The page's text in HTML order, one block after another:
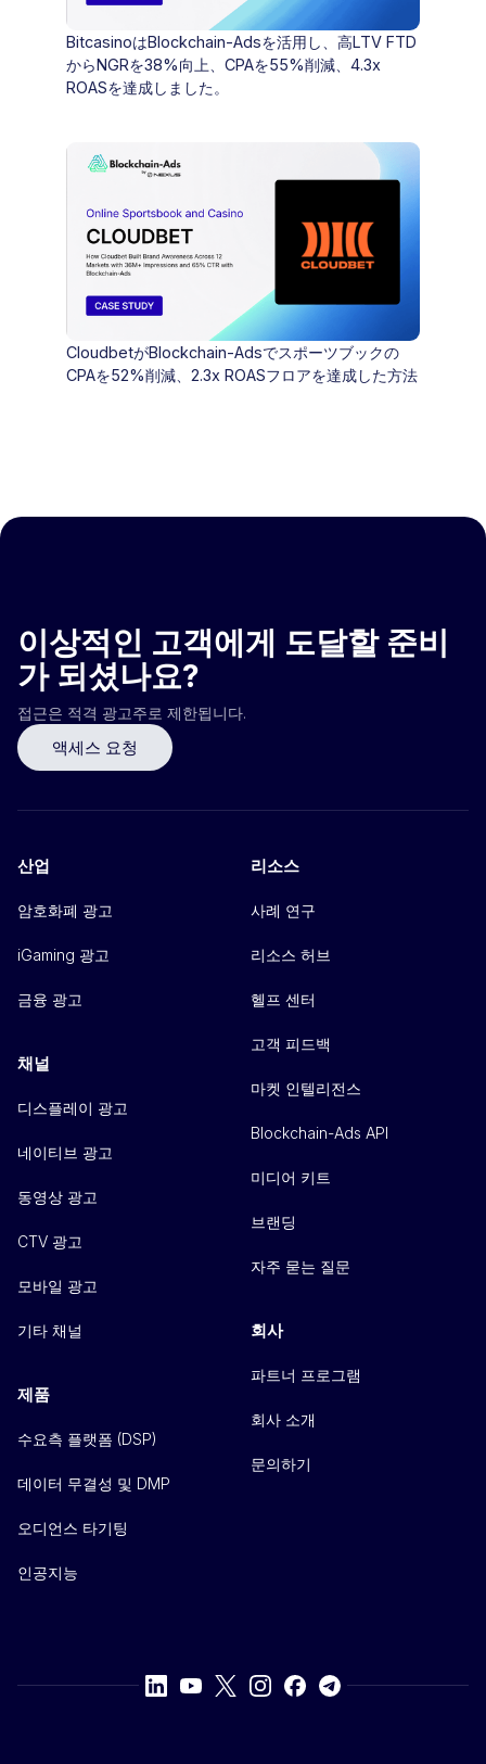
BitcasinoはBlockchain-Adsを活用し、高LTV FTD
からNGRを38%向上、CPAを55%削減、4.3x
ROASを達成しました。
CloudbetがBlockchain-Adsでスポーツブックの
CPAを52%削減、2.3x ROASフロアを達成した方法
이상적인 고객에게 도달할 준비
가 되셨나요?
접근은 적격 광고주로 제한됩니다.
액세스 요청
산업
암호화폐 광고
iGaming 광고
금융 광고
채널
디스플레이 광고
네이티브 광고
동영상 광고
CTV 광고
모바일 광고
기타 채널
제품
수요측 플랫폼 (DSP)
데이터 무결성 및 DMP
오디언스 타기팅
인공지능
리소스
사례 연구
리소스 허브
헬프 센터
고객 피드백
마켓 인텔리전스
Blockchain-Ads API
미디어 키트
브랜딩
자주 묻는 질문
회사
파트너 프로그램
회사 소개
문의하기